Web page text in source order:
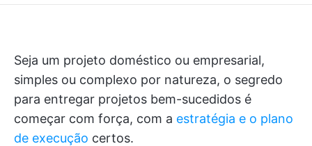
Seja um projeto doméstico ou empresarial,
simples ou complexo por natureza, o segredo
para entregar projetos bem-sucedidos é
começar com força, com a estratégia e o plano
de execução certos.